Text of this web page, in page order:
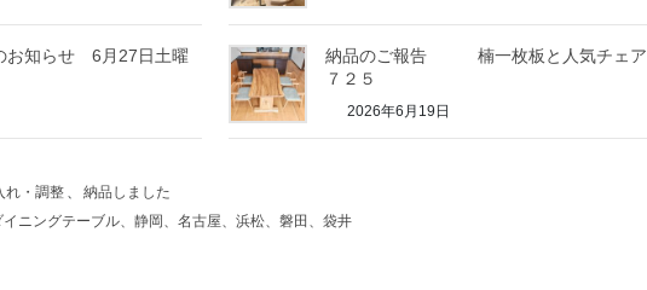
お知らせ 6月27日土曜
納品のご報告 楠一枚板と人気チェア
７２５
2026年6月19日
れ・調整 、 納品しました
ニングテーブル、静岡、名古屋、浜松、磐田、袋井